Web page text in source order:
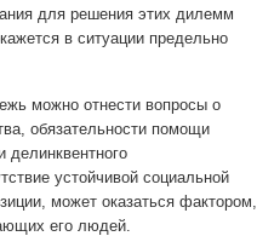
для решения этих дилемм
в ситуации предельно
можно отнести вопросы о
обязательности помощи
устойчивой социальной
может оказаться фактором,
его людей.